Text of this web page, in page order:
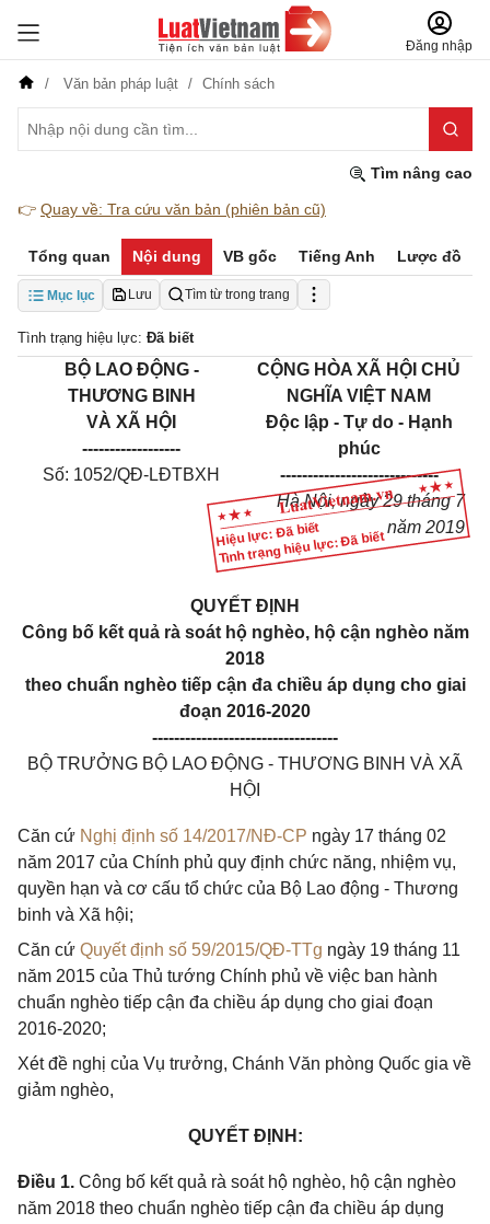
Đăng nhập
Văn bản pháp luật Chính sách
Tìm nâng cao
👉 Quay về: Tra cứu văn bản (phiên bản cũ)
Tổng quan Nội dung VB gốc Tiếng Anh Lược đồ
Mục lục Lưu Tìm từ trong trang
Tình trạng hiệu lực: Đã biết
Hiệu lực: Đã biết
Tình trạng hiệu lực: Đã biết
BỘ LAO ĐỘNG -
THƯƠNG BINH
VÀ XÃ HỘI
------------------
Số: 1052/QĐ-LĐTBXH
CỘNG HÒA XÃ HỘI CHỦ
NGHĨA VIỆT NAM
Độc lập - Tự do - Hạnh
phúc
-----------------------------
Hà Nội, ngày 29 tháng 7
năm 2019
QUYẾT ĐỊNH
Công bố kết quả rà soát hộ nghèo, hộ cận nghèo năm
2018
theo chuẩn nghèo tiếp cận đa chiều áp dụng cho giai
đoạn 2016-2020
----------------------------------
BỘ TRƯỞNG BỘ LAO ĐỘNG - THƯƠNG BINH VÀ XÃ
HỘI
Căn cứ Nghị định số 14/2017/NĐ-CP ngày 17 tháng 02
năm 2017 của Chính phủ quy định chức năng, nhiệm vụ,
quyền hạn và cơ cấu tổ chức của Bộ Lao động - Thương
binh và Xã hội;
Căn cứ Quyết định số 59/2015/QĐ-TTg ngày 19 tháng 11
năm 2015 của Thủ tướng Chính phủ về việc ban hành
chuẩn nghèo tiếp cận đa chiều áp dụng cho giai đoạn
2016-2020;
Xét đề nghị của Vụ trưởng, Chánh Văn phòng Quốc gia về
giảm nghèo,
QUYẾT ĐỊNH:
Điều 1. Công bố kết quả rà soát hộ nghèo, hộ cận nghèo
năm 2018 theo chuẩn nghèo tiếp cận đa chiều áp dụng